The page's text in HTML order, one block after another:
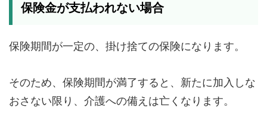
保険金が支払われない場合
保険期間が一定の、掛け捨ての保険になります。
そのため、保険期間が満了すると、新たに加入しな
おさない限り、介護への備えは亡くなります。